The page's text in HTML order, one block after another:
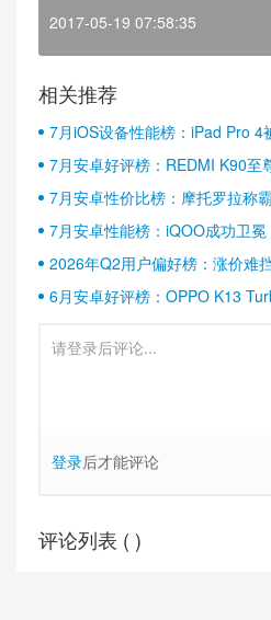
2017-05-19 07:58:35
相关推荐
7月iOS设备性能榜：iPad Pro 4
7月安卓好评榜：REDMI K90至
半壁江山
7月安卓性价比榜：摩托罗拉称
7月安卓性能榜：iQOO成功卫冕
2026年Q2用户偏好榜：涨价难
6月安卓好评榜：OPPO K13
登录后才能评论
评论列表 ( )